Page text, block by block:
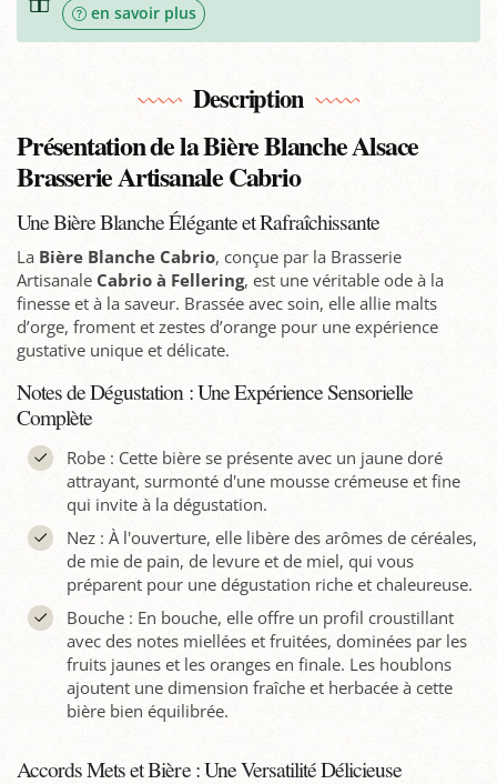
en savoir plus
Description
Présentation de la Bière Blanche Alsace
Brasserie Artisanale Cabrio
Une Bière Blanche Élégante et Rafraîchissante
La Bière Blanche Cabrio, conçue par la Brasserie
Artisanale Cabrio à Fellering, est une véritable ode à la
finesse et à la saveur. Brassée avec soin, elle allie malts
d’orge, froment et zestes d’orange pour une expérience
gustative unique et délicate.
Notes de Dégustation : Une Expérience Sensorielle
Complète
Robe : Cette bière se présente avec un jaune doré
attrayant, surmonté d'une mousse crémeuse et fine
qui invite à la dégustation.
Nez : À l'ouverture, elle libère des arômes de céréales,
de mie de pain, de levure et de miel, qui vous
préparent pour une dégustation riche et chaleureuse.
Bouche : En bouche, elle offre un profil croustillant
avec des notes miellées et fruitées, dominées par les
fruits jaunes et les oranges en finale. Les houblons
ajoutent une dimension fraîche et herbacée à cette
bière bien équilibrée.
Accords Mets et Bière : Une Versatilité Délicieuse